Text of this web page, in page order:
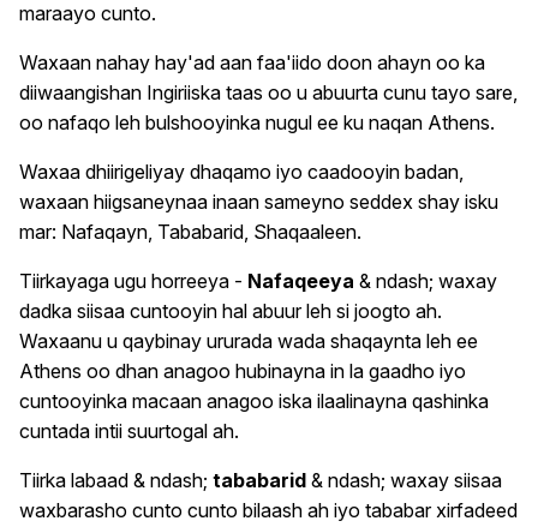
maraayo cunto.
Waxaan nahay hay'ad aan faa'iido doon ahayn oo ka
diiwaangishan Ingiriiska taas oo u abuurta cunu tayo sare,
oo nafaqo leh bulshooyinka nugul ee ku naqan Athens.
Waxaa dhiirigeliyay dhaqamo iyo caadooyin badan,
waxaan hiigsaneynaa inaan sameyno seddex shay isku
mar: Nafaqayn, Tababarid, Shaqaaleen.
Tiirkayaga ugu horreeya - Nafaqeeya & ndash; waxay
dadka siisaa cuntooyin hal abuur leh si joogto ah.
Waxaanu u qaybinay ururada wada shaqaynta leh ee
Athens oo dhan anagoo hubinayna in la gaadho iyo
cuntooyinka macaan anagoo iska ilaalinayna qashinka
cuntada intii suurtogal ah.
Tiirka labaad & ndash; tababarid & ndash; waxay siisaa
waxbarasho cunto cunto bilaash ah iyo tababar xirfadeed